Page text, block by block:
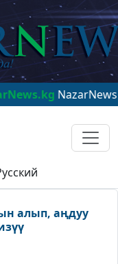
NazarNews - в
алып, аңдуу